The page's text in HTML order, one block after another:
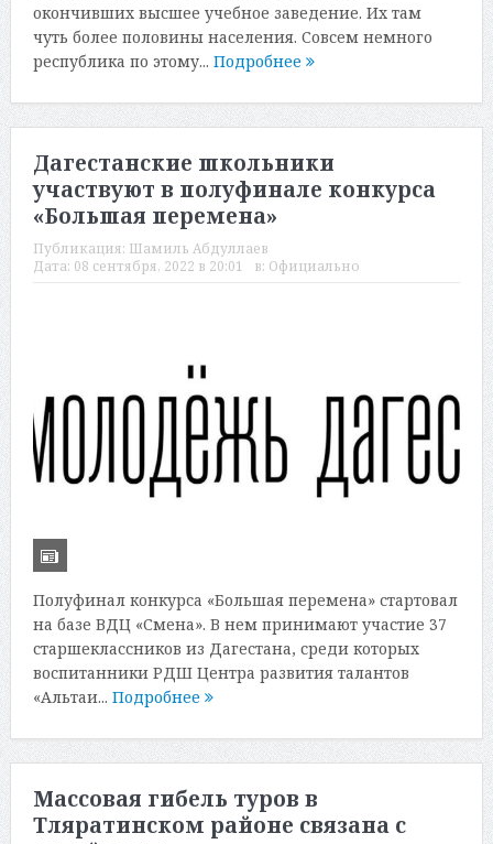
окончивших высшее учебное заведение. Их там
чуть более половины населения. Совсем немного
республика по этому... Подробнее
Дагестанские школьники
участвуют в полуфинале конкурса
«Большая перемена»
Публикация: Шамиль Абдуллаев
Дата: 08 сентября, 2022 в 20:01 в: Официально
Полуфинал конкурса «Большая перемена» стартовал
на базе ВДЦ «Смена». В нем принимают участие 37
старшеклассников из Дагестана, среди которых
воспитанники РДШ Центра развития талантов
«Альтаи... Подробнее
Массовая гибель туров в
Тляратинском районе связана с